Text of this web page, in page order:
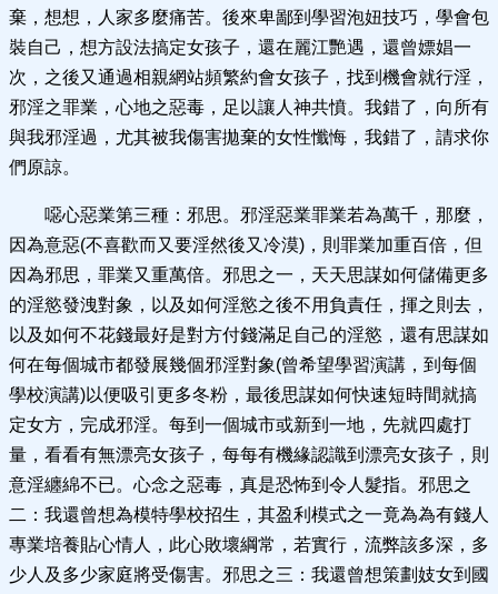
棄，想想，人家多麼痛苦。後來卑鄙到學習泡妞技巧，學會包
裝自己，想方設法搞定女孩子，還在麗江艷遇，還曾嫖娼一
次，之後又通過相親網站頻繁約會女孩子，找到機會就行淫，
邪淫之罪業，心地之惡毒，足以讓人神共憤。我錯了，向所有
與我邪淫過，尤其被我傷害拋棄的女性懺悔，我錯了，請求你
們原諒。
噁心惡業第三種：邪思。邪淫惡業罪業若為萬千，那麼，
因為意惡(不喜歡而又要淫然後又冷漠)，則罪業加重百倍，但
因為邪思，罪業又重萬倍。邪思之一，天天思謀如何儲備更多
的淫慾發洩對象，以及如何淫慾之後不用負責任，揮之則去，
以及如何不花錢最好是對方付錢滿足自己的淫慾，還有思謀如
何在每個城市都發展幾個邪淫對象(曾希望學習演講，到每個
學校演講)以便吸引更多冬粉，最後思謀如何快速短時間就搞
定女方，完成邪淫。每到一個城市或新到一地，先就四處打
量，看看有無漂亮女孩子，每每有機緣認識到漂亮女孩子，則
意淫纏綿不已。心念之惡毒，真是恐怖到令人髮指。邪思之
二：我還曾想為模特學校招生，其盈利模式之一竟為為有錢人
專業培養貼心情人，此心敗壞綱常，若實行，流弊該多深，多
少人及多少家庭將受傷害。邪思之三：我還曾想策劃妓女到國